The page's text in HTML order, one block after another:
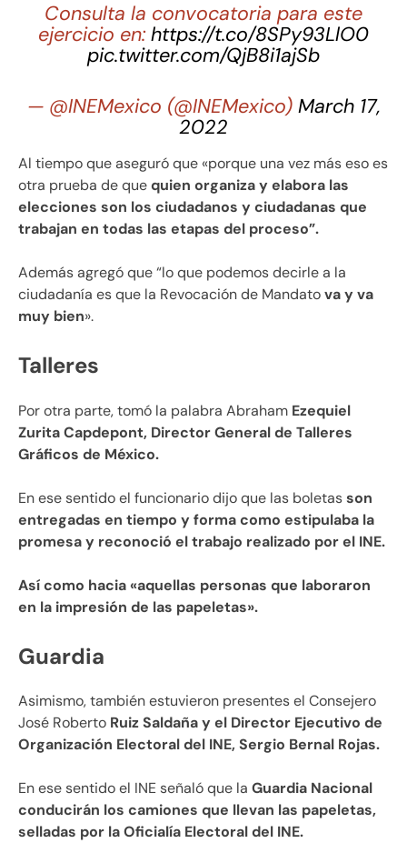
Consulta la convocatoria para este
ejercicio en: https://t.co/8SPy93LlO0
pic.twitter.com/QjB8i1ajSb
— @INEMexico (@INEMexico) March 17,
2022
Al tiempo que aseguró que «porque una vez más eso es
otra prueba de quequien organiza y elabora las
elecciones son los ciudadanos y ciudadanas que
trabajan en todas las etapas del proceso”.
Además agregó que “lo que podemos decirle a la
ciudadanía es que la Revocación de Mandatova y va
muy bien».
Talleres
Por otra parte, tomó la palabra Abraham Ezequiel
Zurita Capdepont, Director General de Talleres
Gráficos de México.
En ese sentido el funcionario dijo que las boletasson
entregadas en tiempo y forma como estipulaba la
promesa y reconoció el trabajo realizado por el INE.
Así como hacia «aquellas personas que laboraron
en la impresión de las papeletas».
Guardia
Asimismo, también estuvieron presentes el Consejero
José Roberto Ruiz Saldaña y el Director Ejecutivo de
Organización Electoral del INE, Sergio Bernal Rojas.
En ese sentido el INE señaló que la Guardia Nacional
conducirán los camiones que llevan las papeletas,
selladas por la Oficialía Electoral del INE.